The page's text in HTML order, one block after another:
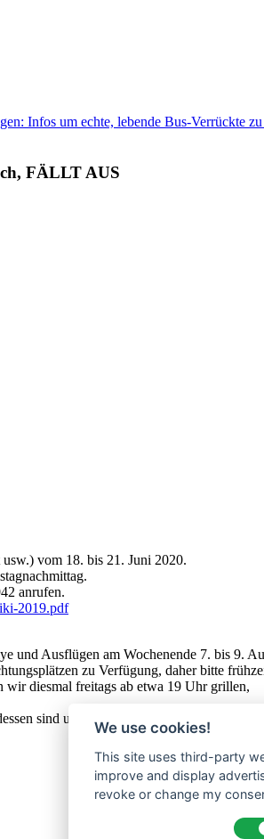
Infos um echte, lebende Bus-Verrückte
FÄLLT AUS
vom 18. bis 21. Juni 2020.
anrufen.
2019.pdf
Ausflügen am Wochenende 7. bis 9.
zu Verfügung, daher bitte
wir diesmal freitags ab etwa 19 Uhr grillen,
sind uns herzlich willkommen.
We use cookies!
This site uses third-party
improve and display
revoke or change my